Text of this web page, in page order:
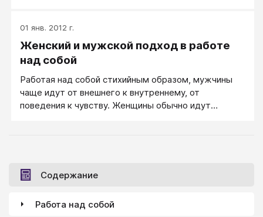
01 янв. 2012 г.
Женский и мужской подход в работе
над собой
Работая над собой стихийным образом, мужчины
чаще идут от внешнего к внутреннему, от
поведения к чувству. Женщины обычно идут
сочетание обоих подходов.
Содержание
Работа над собой